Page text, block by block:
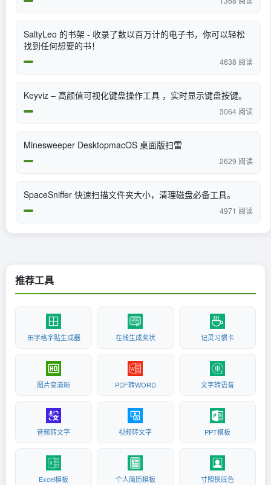
SaltyLeo 的书架 - 收录了数以百万计的电子书，你可以轻松
找到任何想要的书！
4638 阅读
Keyviz – 高颜值可视化键盘操作工具 ，实时显示键盘按键。
3064 阅读
Minesweeper DesktopmacOS 桌面版扫雷
2629 阅读
SpaceSniffer 快速扫描文件夹大小，清理磁盘必备工具。
4971 阅读
推荐工具
田字格字贴生成器 在线生成奖状 记灵习惯卡
图片变清晰 PDF转WORD 文字转语音
音频转文字 视频转文字 PPT模板
Excel模板 个人简历模板 寸照换底色